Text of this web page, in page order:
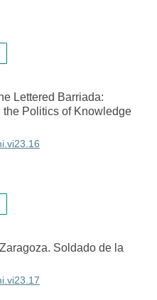
Lettered Barriada:
the Politics of Knowledge
Soldado de la